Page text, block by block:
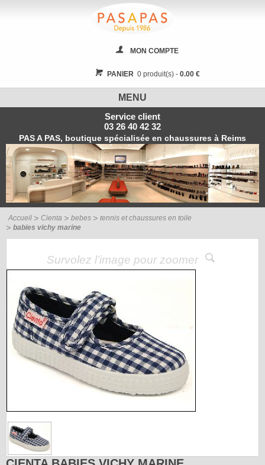
MON COMPTE
PANIER0 produit(s) - 0.00 €
MENU
Service client
03 26 40 42 32
PAS A PAS, boutique spécialisée en chaussures à Reims
Accueil Cienta bebes
tennis et chaussures en toile
babies vichy marine
Survolez l’image pour zoomer